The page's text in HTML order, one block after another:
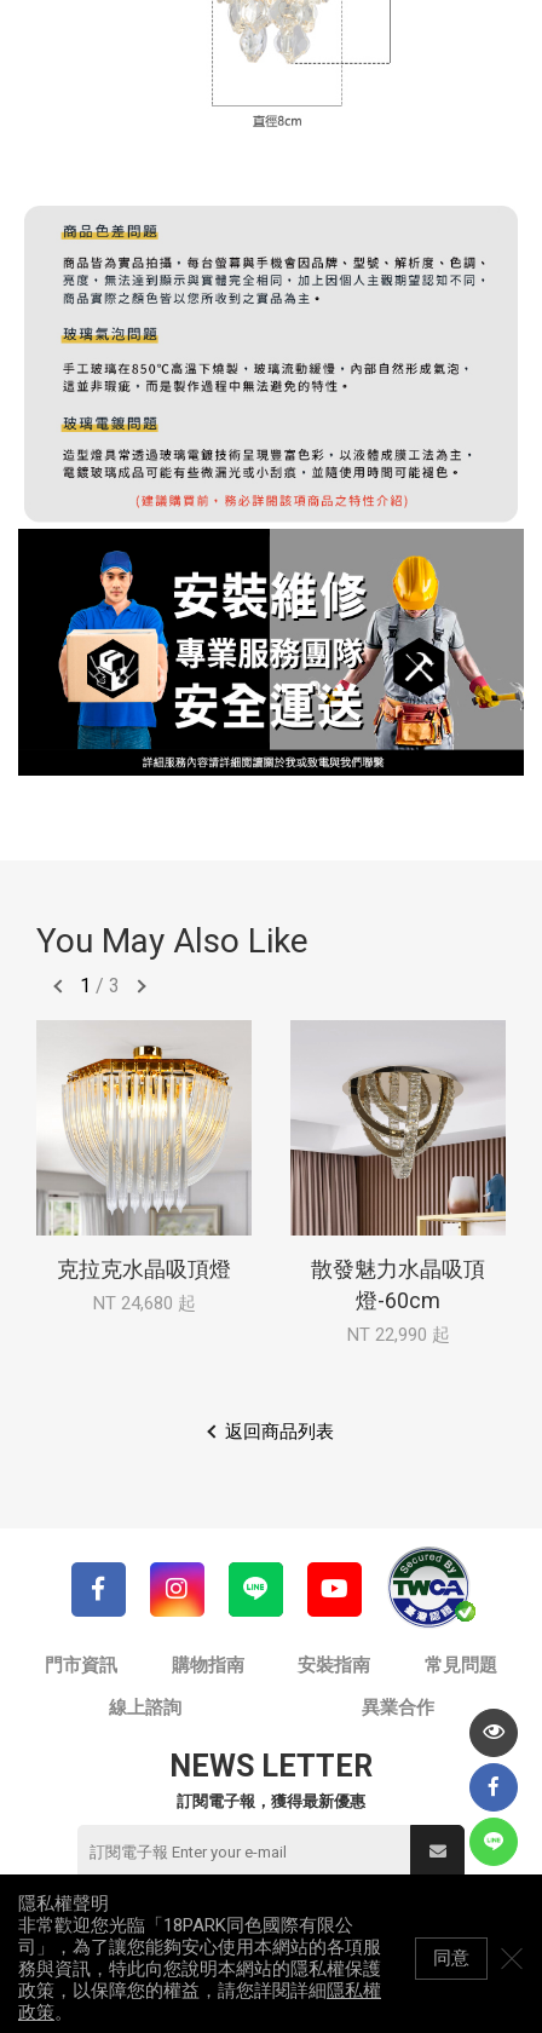
You May Also Like
1 / 3
克拉克水晶吸頂燈
NT 24,680 起
散發魅力水晶吸頂
燈-60cm
NT 22,990 起
返回商品列表
門市資訊 購物指南 安裝指南
常見問題
線上諮詢
異業合作
NEWS LETTER
訂閱電子報，獲得最新優惠
© 同色國際有限公司 / 18PARK流行燈飾傢飾
統一編號：82953912
All Rights Reserved
隱私權聲明
非常歡迎您光臨「18PARK同色國際有限公
司」，為了讓您能夠安心使用本網站的各項服
務與資訊，特此向您說明本網站的隱私權保護
政策，以保障您的權益，請您詳閱詳細隱私權
政策。
同意